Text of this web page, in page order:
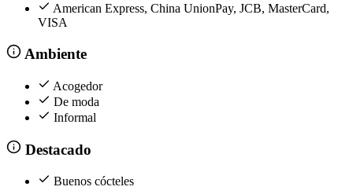
American Express, China UnionPay, JCB, MasterCard,
VISA
Ambiente
Acogedor
De moda
Informal
Destacado
Buenos cócteles